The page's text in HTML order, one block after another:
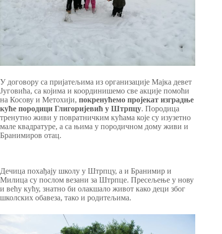
У договору са пријатељима из организације Мајка девет
Југовића, са којима и координишемо све акције помоћи
на Косову и Метохији, покренућемо пројекат изградње
куће породици Глигоријевић у Штрпцу. Породица
тренутно живи у повратничким кућама које су изузетно
мале квадратуре, а са њима у породичном дому живи и
Бранимиров отац.
Дечица похађају школу у Штрпцу, а и Бранимир и
Милица су послом везани за Штрпце. Пресељење у нову
и већу кућу, знатно би олакшало живот како деци због
школских обавеза, тако и родитељима.